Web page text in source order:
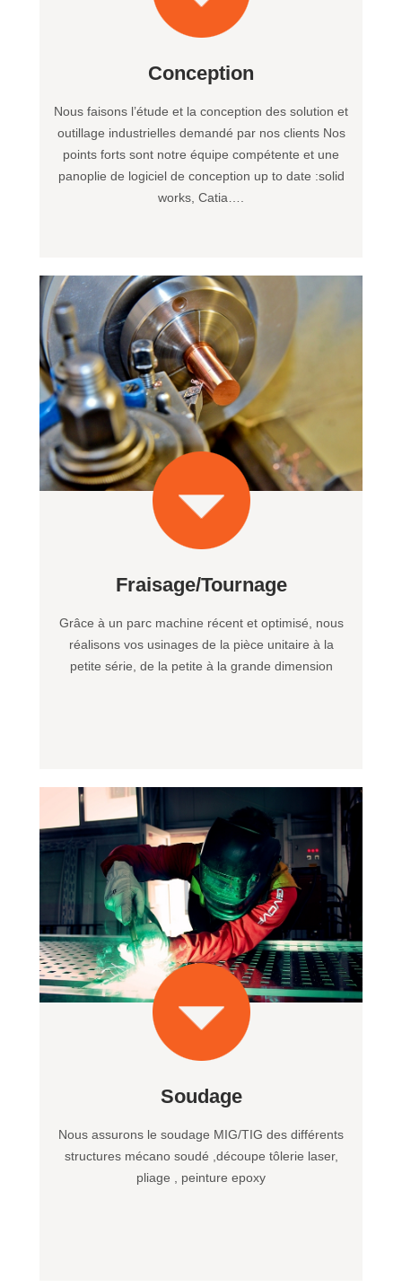
Conception
Nous faisons l’étude et la conception des solution et
outillage industrielles demandé par nos clients Nos
points forts sont notre équipe compétente et une
panoplie de logiciel de conception up to date :solid
works, Catia….
Fraisage/Tournage
Grâce à un parc machine récent et optimisé, nous
réalisons vos usinages de la pièce unitaire à la
petite série, de la petite à la grande dimension
Soudage
Nous assurons le soudage MIG/TIG des différents
structures mécano soudé ,découpe tôlerie laser,
pliage , peinture epoxy